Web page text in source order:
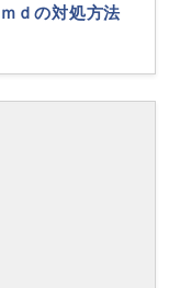
ｄの対処方法